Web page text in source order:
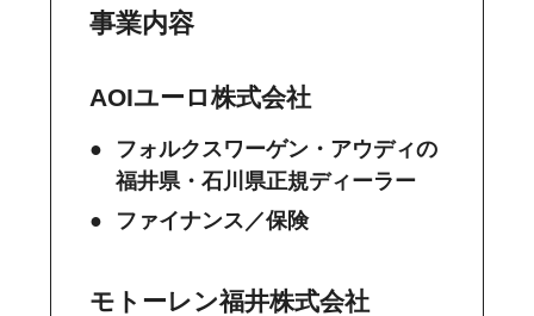
事業内容
AOIユーロ株式会社
フォルクスワーゲン・アウディの
福井県・石川県正規ディーラー
ファイナンス／保険
モトーレン福井株式会社